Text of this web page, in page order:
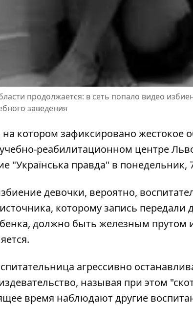
продолжается: в сеть попало видео
заведения
котором зафиксировано жестокое
учебно-реабилитационном центре
правда" в понедельник,
девочки, вероятно,
которому запись передали
должно быть железным прутом
агрессивно
называя при этом
время наблюдают другие